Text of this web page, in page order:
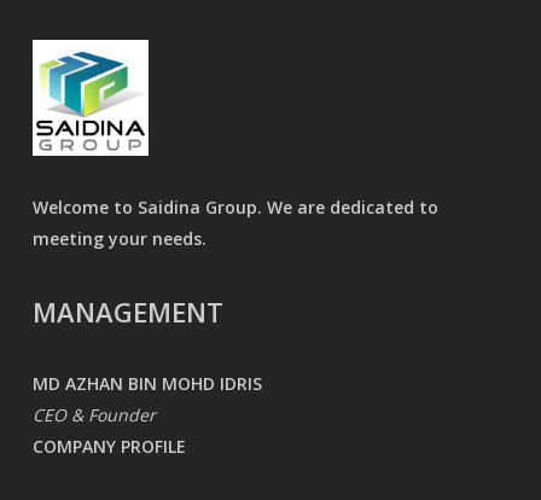
Welcome to Saidina Group. We are dedicated to
meeting your needs.
MANAGEMENT
MD AZHAN BIN MOHD IDRIS
CEO & Founder
COMPANY PROFILE